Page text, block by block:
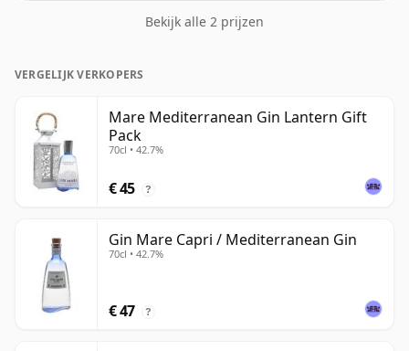
Bekijk alle 2 prijzen
VERGELIJK VERKOPERS
Mare Mediterranean Gin Lantern Gift
Pack
70cl • 42.7%
€ 45 ?
Gin Mare Capri / Mediterranean Gin
70cl • 42.7%
€ 47 ?